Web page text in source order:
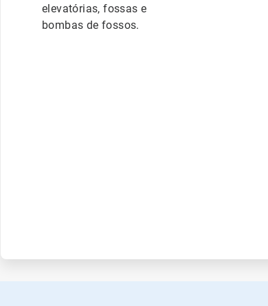
elevatórias, fossas e
bombas de fossos.